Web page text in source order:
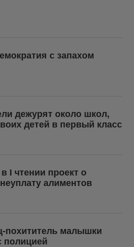
с запахом
дежурят около школ,
детей в первый класс
I чтении проект о
алиментов
похититель малышки
полицией